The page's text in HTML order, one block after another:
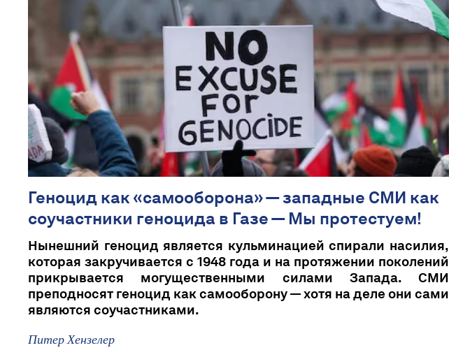
Геноцид как «самооборона» — западные СМИ как
соучастники геноцида в Газе — Мы протестуем!
Нынешний геноцид является кульминацией спирали насилия,
которая закручивается с 1948 года и на протяжении поколений
прикрывается могущественными силами Запада. СМИ
преподносят геноцид как самооборону — хотя на деле они сами
являются соучастниками.
Питер Хензелер